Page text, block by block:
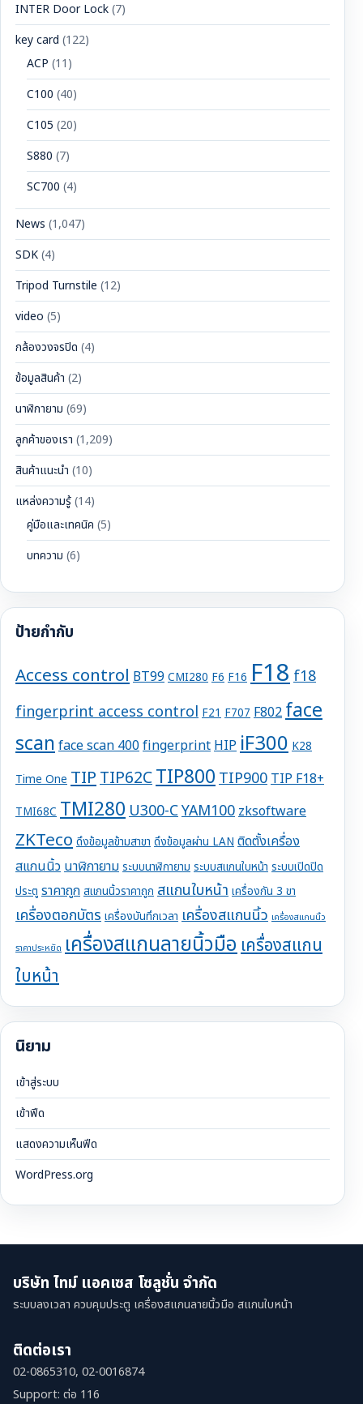
INTER Door Lock(7)
key card (122)
ACP (11)
C100 (40)
C105 (20)
S880 (7)
SC700 (4)
News (1,047)
SDK(4)
Tripod Turnstile (12)
video (5)
กล้องวงจรปิด (4)
ข้อมูลสินค้า (2)
นาฬิกายาม (69)
ลูกค้าของเรา (1,209)
สินค้าแนะนำ (10)
แหล่งความรู้(14)
คู่มือและเทคนิค (5)
บทความ (6)
ป้ายกำกับ
Access control BT99 CMI280 F6 F16 F18f18
fingerprint access control F21 F707 F802face
scanface scan 400fingerprintHIPiF300 K28
Time One TIPTIP62CTIP800TIP900TIP F18+
TMI68C TMI280U300-CYAM100zksoftware
ZKTeco ดึงข้อมูลข้ามสาขา ดึงข้อมูลผ่าน LAN ติดตั้งเครื่อง
สแกนนิ้วนาฬิกายาม ระบบนาฬิกายาม ระบบสแกนใบหน้า ระบบเปิดปิด
ประตู ราคาถูก สแกนนิ้วราคาถูก สแกนใบหน้า เครื่องกัน 3 ขา
เครื่องตอกบัตร เครื่องบันทึกเวลา เครื่องสแกนนิ้ว เครื่องสแกนนิ้ว
ราคาประหยัด เครื่องสแกนลายนิ้วมือเครื่องสแกน
ใบหน้า
นิยาม
เข้าสู่ระบบ
เข้าฟีด
แสดงความเห็นฟีด
WordPress.org
บริษัท ไทม์ แอคเซส โซลูชั่น จำกัด
ระบบลงเวลา ควบคุมประตู เครื่องสแกนลายนิ้วมือ สแกนใบหน้า
ติดต่อเรา
02-0865310, 02-0016874
Support: ต่อ 116